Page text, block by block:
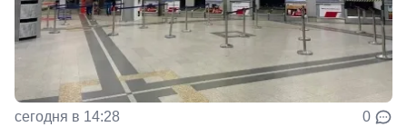
сегодня в 14:28 0